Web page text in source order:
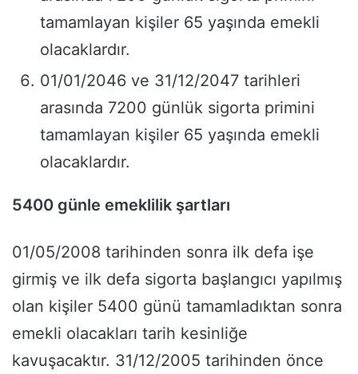
tamamlayan kişiler 65 yaşında emekli
olacaklardır.
01/01/2046 ve 31/12/2047 tarihleri
arasında 7200 günlük sigorta primini
tamamlayan kişiler 65 yaşında emekli
olacaklardır.
5400 günle emeklilik şartları
01/05/2008 tarihinden sonra ilk defa işe
girmiş ve ilk defa sigorta başlangıcı yapılmış
olan kişiler 5400 günü tamamladıktan sonra
emekli olacakları tarih kesinliğe
kavuşacaktır. 31/12/2005 tarihinden önce